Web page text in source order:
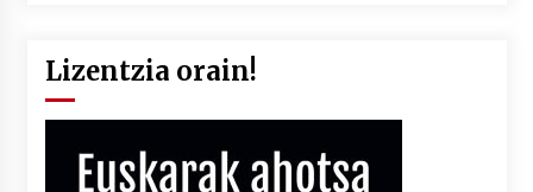
Lizentzia orain!